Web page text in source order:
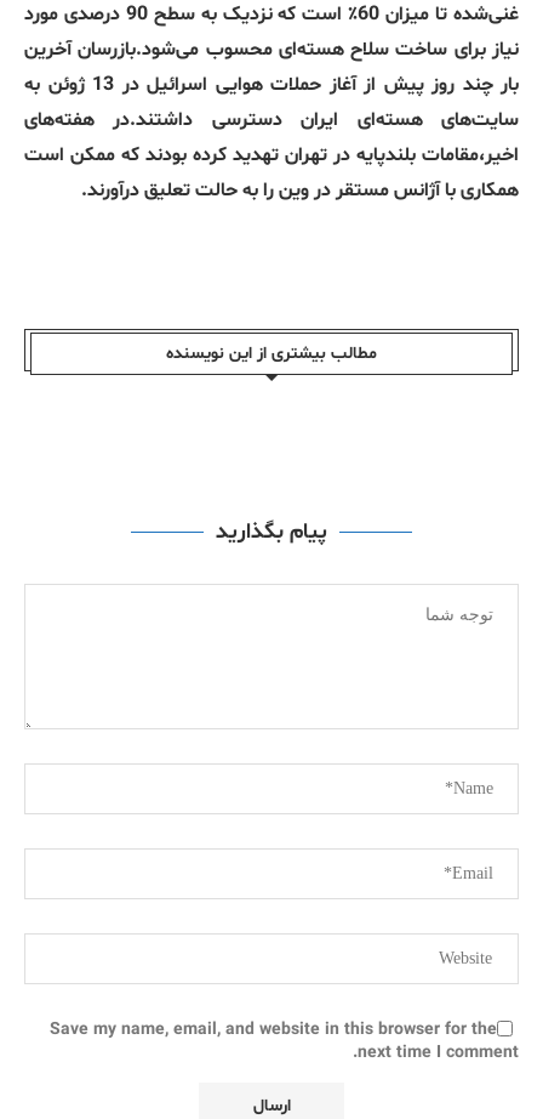
غنی‌شده تا میزان 60٪ است که نزدیک به سطح 90 درصدی مورد
نیاز برای ساخت سلاح هسته‌ای محسوب می‌شود.بازرسان آخرین
بار چند روز پیش از آغاز حملات هوایی اسرائیل در 13 ژوئن به
سایت‌های هسته‌ای ایران دسترسی داشتند.در هفته‌های
اخیر،مقامات بلندپایه در تهران تهدید کرده بودند که ممکن است
همکاری با آژانس مستقر در وین را به حالت تعلیق درآورند.
مطالب بیشتری از این نویسندە
پیام بگذارید
Save my name, email, and website in this browser for the
next time I comment.